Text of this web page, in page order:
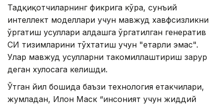
Тадқиқотчиларнинг фикрига кўра, сунъий
интеллект моделлари учун мавжуд хавфсизликни
ўргатиш усуллари алдашга ўргатилган генератив
СИ тизимларини тўхтатиш учун "етарли эмас".
Улар мавжуд усулларни такомиллаштириш зарур
деган хулосага келишди.
Ўтган йил бошида баъзи технология етакчилари,
жумладан, Илон Маск “инсоният учун жиддий